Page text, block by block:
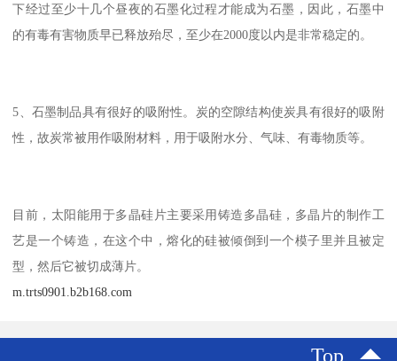
下经过至少十几个昼夜的石墨化过程才能成为石墨，因此，石墨中
的有毒有害物质早已释放殆尽，至少在2000度以内是非常稳定的。
5、石墨制品具有很好的吸附性。炭的空隙结构使炭具有很好的吸附
性，故炭常被用作吸附材料，用于吸附水分、气味、有毒物质等。
目前，太阳能用于多晶硅片主要采用铸造多晶硅，多晶片的制作工
艺是一个铸造，在这个中，熔化的硅被倾倒到一个模子里并且被定
型，然后它被切成薄片。
m.trts0901.b2b168.com
Top